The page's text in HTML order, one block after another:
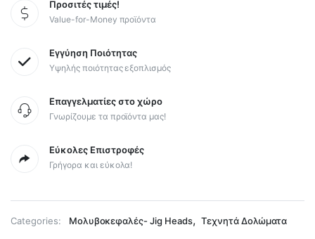
Προσιτές τιμές!
Value-for-Money προϊόντα
Εγγύηση Ποιότητας
Υψηλής ποιότητας εξοπλισμός
Επαγγελματίες στο χώρο
Γνωρίζουμε τα προϊόντα μας!
Εύκολες Επιστροφές
Γρήγορα και εύκολα!
Categories: Μολυβοκεφαλές- Jig Heads, Τεχνητά Δολώματα